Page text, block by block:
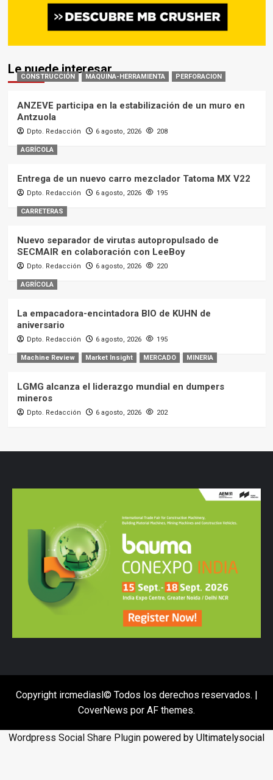
Le puede interesar
CONSTRUCCIÓN MAQUINA-HERRAMIENTA PERFORACION
ANZEVE participa en la estabilización de un muro en
Antzuola
Dpto. Redacción 6 agosto, 2026 208
AGRÍCOLA
Entrega de un nuevo carro mezclador Tatoma MX V22
Dpto. Redacción 6 agosto, 2026 195
CARRETERAS
Nuevo separador de virutas autopropulsado de
SECMAIR en colaboración con LeeBoy
Dpto. Redacción 6 agosto, 2026 220
AGRÍCOLA
La empacadora-encintadora BIO de KUHN de
aniversario
Dpto. Redacción 6 agosto, 2026 195
Machine Review Market Insight MERCADO MINERIA
LGMG alcanza el liderazgo mundial en dumpers
mineros
Dpto. Redacción 6 agosto, 2026 202
Copyright ircmediasl© Todos los derechos reservados. |
CoverNews por AF themes.
Wordpress Social Share Plugin powered by Ultimatelysocial